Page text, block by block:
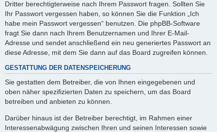
Dritter berechtigterweise nach Ihrem Passwort fragen. Sollten Sie
Ihr Passwort vergessen haben, so können Sie die Funktion „Ich
habe mein Passwort vergessen“ benutzen. Die phpBB-Software
fragt Sie dann nach Ihrem Benutzernamen und Ihrer E-Mail-
Adresse und sendet anschließend ein neu generiertes Passwort an
diese Adresse, mit dem Sie dann auf das Board zugreifen können.
GESTATTUNG DER DATENSPEICHERUNG
Sie gestatten dem Betreiber, die von Ihnen eingegebenen und
oben näher spezifizierten Daten zu speichern, um das Board
betreiben und anbieten zu können.
Darüber hinaus ist der Betreiber berechtigt, im Rahmen einer
Interessenabwägung zwischen Ihren und seinen Interessen sowie